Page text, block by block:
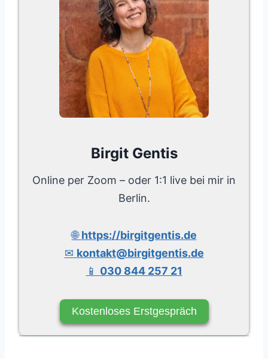
Birgit Gentis
Online per Zoom – oder 1:1 live bei mir in
Berlin.
🌐https://birgitgentis.de
✉ kontakt@birgitgentis.de
📱 030 844 257 21
Kostenloses Erstgespräch